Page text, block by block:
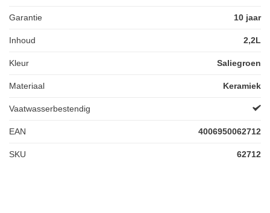
Garantie 10 jaar
Inhoud 2,2L
Kleur Saliegroen
Materiaal Keramiek
Vaatwasserbestendig
EAN 4006950062712
SKU 62712